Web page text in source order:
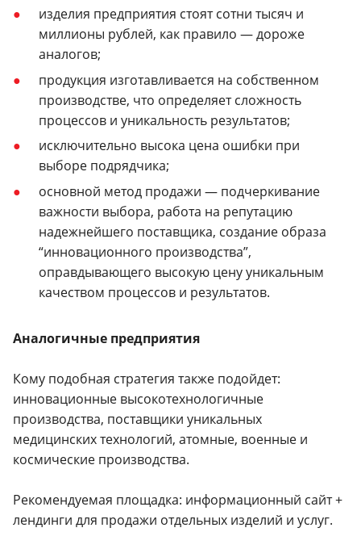
изделия предприятия стоят сотни тысяч и
миллионы рублей, как правило — дороже
аналогов;
продукция изготавливается на собственном
производстве, что определяет сложность
процессов и уникальность результатов;
исключительно высока цена ошибки при
выборе подрядчика;
основной метод продажи — подчеркивание
важности выбора, работа на репутацию
надежнейшего поставщика, создание образа
“инновационного производства”,
оправдывающего высокую цену уникальным
качеством процессов и результатов.
Аналогичные предприятия
Кому подобная стратегия также подойдет:
инновационные высокотехнологичные
производства, поставщики уникальных
медицинских технологий, атомные, военные и
космические производства.
Рекомендуемая площадка: информационный сайт +
лендинги для продажи отдельных изделий и услуг.